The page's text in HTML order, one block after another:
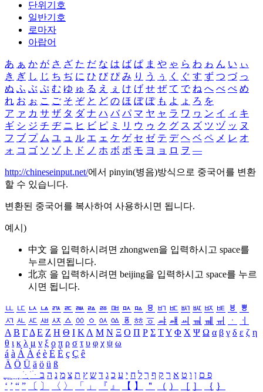
단위기호
일반기호
로마자
아랍어
あ ぁ か が さ ざ た だ な は ば ぱ ま や ゃ ら わ ゎ ん い ぃ
き ぎ し じ ち ぢ に ひ び ぴ み り う ぅ く ぐ す ず つ づ っ
ぬ ふ ぶ ぷ む ゆ ゅ る え ぇ け げ せ ぜ て で ね へ べ ぺ め
れ お ぉ こ ご そ ぞ と ど の ほ ぼ ぽ も よ ょ ろ を
ア ァ カ サ ザ タ ダ ナ ハ バ パ マ ヤ ャ ラ ワ ヮ ン イ ィ キ
ギ シ ジ チ ヂ ニ ヒ ビ ピ ミ リ ウ ゥ ク グ ス ズ ツ ヅ ッ ヌ
フ ブ プ ム ユ ュ ル エ ェ ケ ゲ セ ゼ テ デ ヘ ベ ペ メ レ オ
ォ コ ゴ ソ ゾ ト ド ノ ホ ボ ポ モ ヨ ョ ロ ヲ ―
http://chineseinput.net/에서 pinyin(병음)방식으로 중국어를 변환
할 수 있습니다.
변환된 중국어를 복사하여 사용하시면 됩니다.
예시)
中文 을 입력하시려면 zhongwen을 입력하시고 space를
누르시면됩니다.
北京 을 입력하시려면 beijing을 입력하시고 space를 누르
시면 됩니다.
ㅥ ㅦ ㅧ ㅨ ㅩ ㅪ ㅫ ㅬ ㅭ ㅮ ㅯ ㅰ ㅱ ㅲ ㅳ ㅴ ㅵ ㅶ ㅷ ㅸ
ㅹ
ㅺ ㅻ ㅼ ㅽ ㅾ ㅿ ㆀ ㆁ ㆂ ㆃ ㆄ ㆅ ㆆ ㆇ ㆈ ㆉ ㆊ ㆋ ㆌ ㆍ
ㆎ
Α Β ΓΔ Ε Ζ Η Θ Ι ΚΛ Μ Ν Ξ Ο Π Ρ Σ ΤΥ Φ Χ Ψ Ω α β γ δ ε ζ η
θ ι κ λ μ ν ξ ο π ρ σ τ υ φ χ ψ ω
á à Á À é è É È ç Ç ê
Ä Ö Ü ä ö ü ß
ִֶֹ ֻּ ׁׂ פ ם ן ו ט א ר ק ף ך ל ח י ע כ ג ד ש ץ ת צ מ נ ה ב
‘ ’ “ ” 〔 〕 〈 〉 「 」 『 』 【 】 ＂ （ ） ［ ］ ｛ ｝